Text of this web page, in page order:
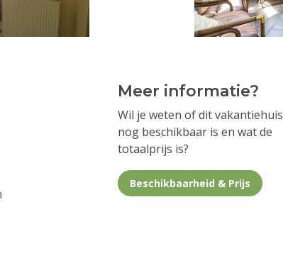
Meer informatie?
Wil je weten of dit vakantiehuis
nog beschikbaar is en wat de
totaalprijs is?
Beschikbaarheid & Prijs